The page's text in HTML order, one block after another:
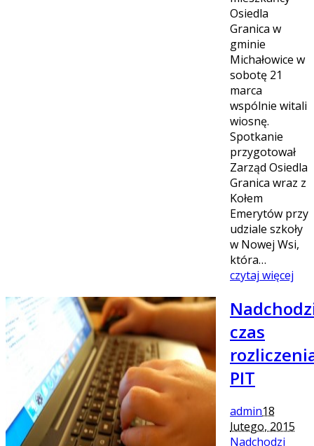
Osiedla
Granica w
gminie
Michałowice w
sobotę 21
marca
wspólnie witali
wiosnę.
Spotkanie
przygotował
Zarząd Osiedla
Granica wraz z
Kołem
Emerytów przy
udziale szkoły
w Nowej Wsi,
która…
czytaj więcej
czas
PIT
admin18
lutego, 2015
Nadchodzi